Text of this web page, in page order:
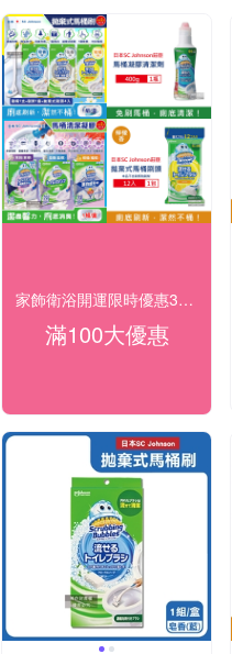
家飾衛浴開運限時優惠3折起
滿100大優惠